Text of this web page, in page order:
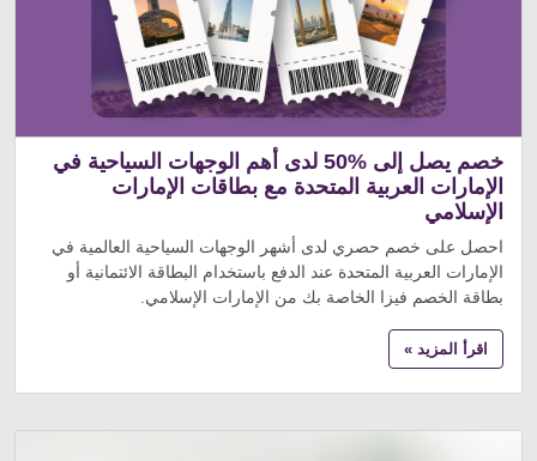
خصم يصل إلى %50 لدى أهم الوجهات السياحية في
الإمارات العربية المتحدة مع بطاقات الإمارات
الإسلامي
احصل على خصم حصري لدى أشهر الوجهات السياحية العالمية في
الإمارات العربية المتحدة عند الدفع باستخدام البطاقة الائتمانية أو
بطاقة الخصم فيزا الخاصة بك من الإمارات الإسلامي.
اقرأ المزيد »